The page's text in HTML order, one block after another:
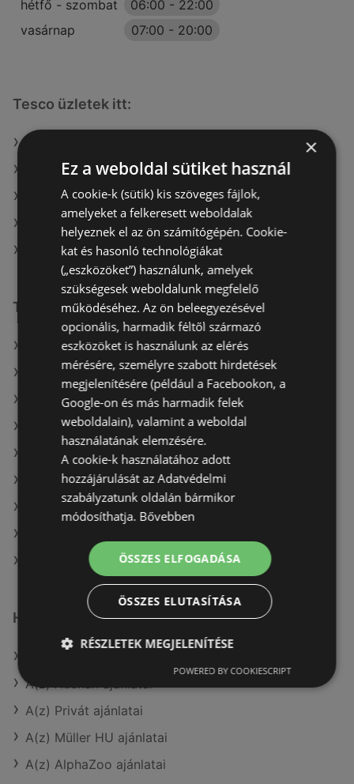
hétfő - szombat
06:00 - 22:00
vasárnap
07:00 - 20:00
Tesco üzletek itt:
Tesco itt: Balatonfüredi
Tesco itt: Veszprémi
Tesco itt: Dabasi
Tesco itt: Monori
További linkek
A(z) Tesco ajánlatai
A(z) Penny-Market Kft. ajánlatai
A(z) Coop ajánlatai
A(z) Ecofamily aktuális akciós újságjai
A(z) Coop aktuális akciós újságjai
A(z) Family Frost aktuális akciós újságjai
A(z) Merkury Market aktuális akciós újságjai
A(z) Tesco üzletei itt: Sopron-Fertődi
Hasonló kiskereskedők
A(z) Auchan ajánlatai
A(z) Privát ajánlatai
A(z) Müller HU ajánlatai
A(z) AlphaZoo ajánlatai
×
Ez a weboldal sütiket használ
A cookie-k (sütik) kis szöveges fájlok,
amelyeket a felkeresett weboldalak
helyeznek el az ön számítógépén. Cookie-
kat és hasonló technológiákat
(„eszközöket”) használunk, amelyek
szükségesek weboldalunk megfelelő
működéséhez. Az ön beleegyezésével
opcionális, harmadik féltől származó
eszközöket is használunk az elérés
mérésére, személyre szabott hirdetések
megjelenítésére (például a Facebookon, a
Google-on és más harmadik felek
weboldalain), valamint a weboldal
használatának elemzésére.
A cookie-k használatához adott
hozzájárulását az Adatvédelmi
szabályzatunk oldalán bármikor
módosíthatja. Bővebben
ÖSSZES ELFOGADÁSA
ÖSSZES ELUTASÍTÁSA
RÉSZLETEK MEGJELENÍTÉSE
POWERED BY COOKIESCRIPT